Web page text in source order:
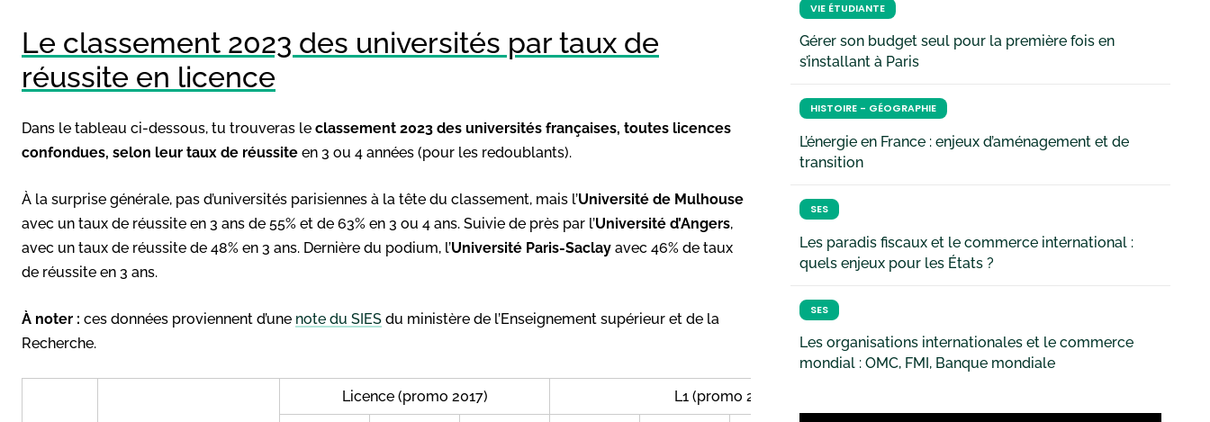
Le classement 2023 des universités par taux de
réussite en licence
Dans le tableau ci-dessous, tu trouveras le classement 2023 des universités françaises, toutes licences
confondues, selon leur taux de réussite en 3 ou 4 années (pour les redoublants).
À la surprise générale, pas d’universités parisiennes à la tête du classement, mais l’Université de Mulhouse
avec un taux de réussite en 3 ans de 55% et de 63% en 3 ou 4 ans. Suivie de près par l’Université d’Angers,
avec un taux de réussite de 48% en 3 ans. Dernière du podium, l’Université Paris-Saclay avec 46% de taux
de réussite en 3 ans.
À noter : ces données proviennent d’une note du SIES du ministère de l’Enseignement supérieur et de la
Recherche.
Licence (promo 2017) L1 (promo 2020)
VIE ÉTUDIANTE
Gérer son budget seul pour la première fois en
s’installant à Paris
HISTOIRE - GÉOGRAPHIE
L’énergie en France : enjeux d’aménagement et de
transition
SES
Les paradis fiscaux et le commerce international :
quels enjeux pour les États ?
SES
Les organisations internationales et le commerce
mondial : OMC, FMI, Banque mondiale